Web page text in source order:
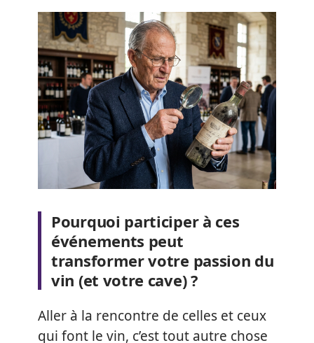
Pourquoi participer à ces
événements peut
transformer votre passion du
vin (et votre cave) ?
Aller à la rencontre de celles et ceux
qui font le vin, c’est tout autre chose